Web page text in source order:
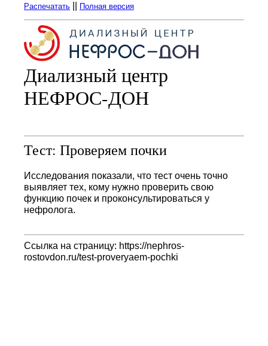
Распечатать Полная версия
Диализный центр
НЕФРОС-ДОН
Тест: Проверяем почки
Исследования показали, что тест очень точно
выявляет тех, кому нужно проверить свою
функцию почек и проконсультироваться у
нефролога.
Ссылка на страницу: https://nephros-
rostovdon.ru/test-proveryaem-pochki